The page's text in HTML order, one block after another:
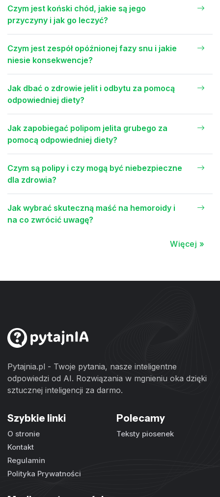
Czym jest koński chód, jakie są jego
przyczyny i jak go leczyć?
Czym jest zespół opóźnionej fazy snu i jakie
niesie konsekwencje?
Jak dbać o zdrowie jelit i odbytu za pomocą
odpowiedniej diety?
Jak zapobiegać polipom jelita grubego za
pomocą odpowiedniej diety?
Czym są polipy i czy mogą być niebezpieczne
dla zdrowia?
Jak wybrać skuteczną maść na hemoroidy i
na co zwrócić uwagę?
Więcej »
Pytajnia.pl - Twoje pytania, nasze inteligentne
odpowiedzi od AI. Rozwiązania w mgnieniu oka dzięki
sztucznej inteligencji za darmo.
Szybkie linki
O stronie
Kontakt
Regulamin
Polityka Prywatności
Polecamy
Teksty piosenek